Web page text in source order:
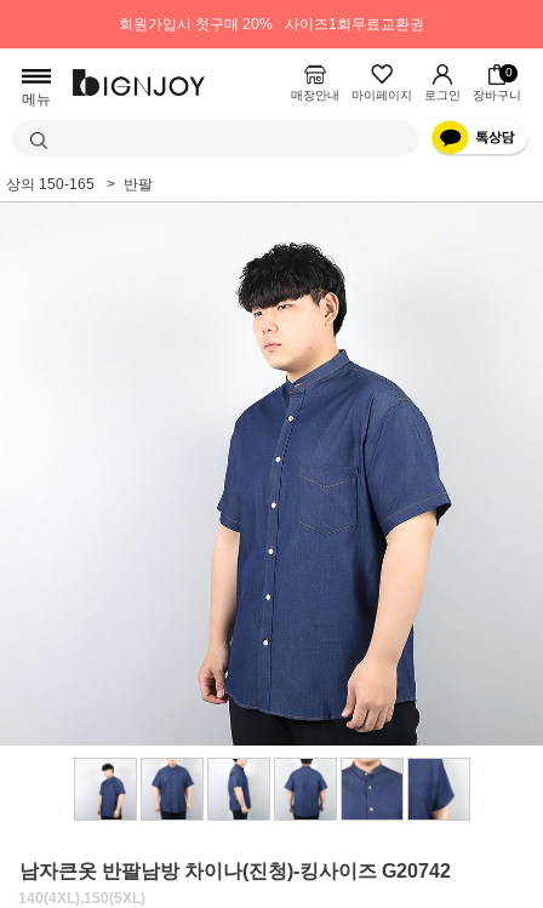
회원가입시 첫구매 20% 사이즈1회무료교환권
메뉴 매장안내 마이페이지 로그인
0
장바구니
상의 150-165 반팔
남자큰옷 반팔남방 차이나(진청)-킹사이즈 G20742
140(4XL),150(5XL)